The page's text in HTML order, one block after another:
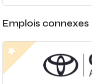
Emplois connexes